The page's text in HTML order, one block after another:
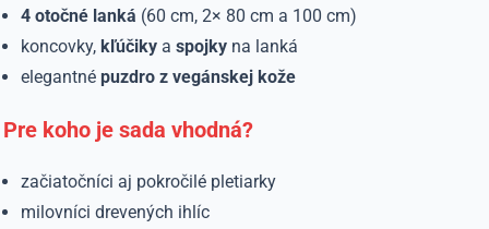
4 otočné lanká (60 cm, 2× 80 cm a 100 cm)
koncovky,kľúčiky aspojky na lanká
elegantnépuzdro z vegánskej kože
Pre koho je sada vhodná?
začiatočníci aj pokročilé pletiarky
milovníci drevených ihlíc